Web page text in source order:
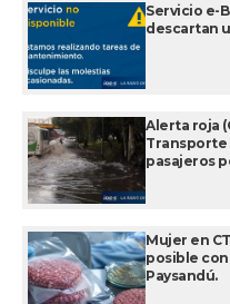
Servicio e-
descartan
Alerta roja
Transporte
pasajeros
Mujer en
posible
Paysandú.